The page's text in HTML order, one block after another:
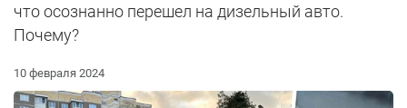
что осознанно перешел на дизельный авто.
Почему?
10 февраля 2024